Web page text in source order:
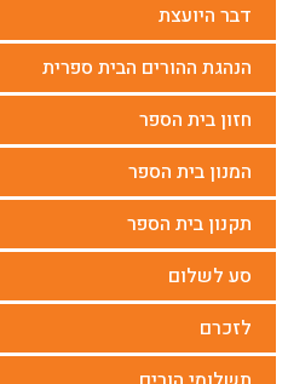
דבר היועצת
הנהגת ההורים הבית ספרית
חזון בית הספר
המנון בית הספר
תקנון בית הספר
סע לשלום
לזכרם